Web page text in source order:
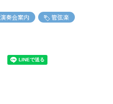
演奏会案内
管弦楽